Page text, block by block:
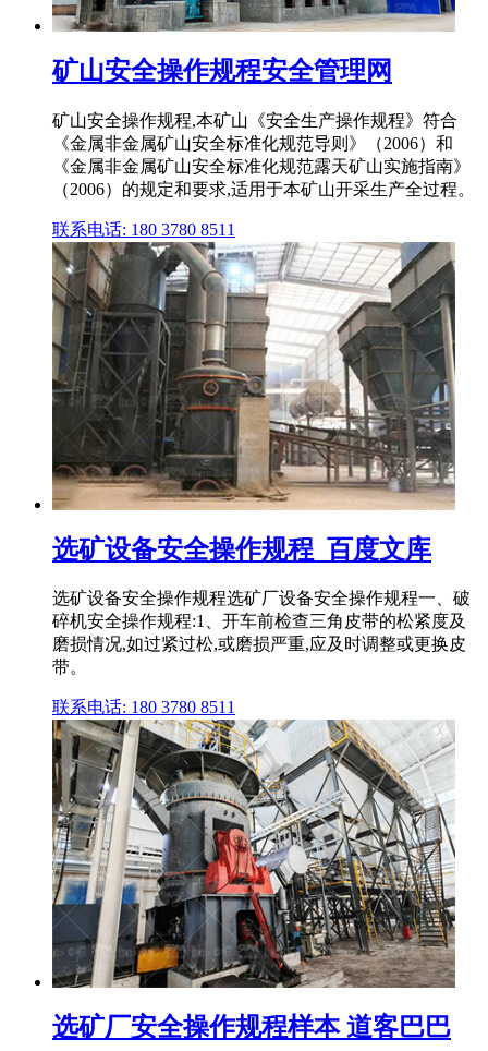
矿山安全操作规程安全管理网
矿山安全操作规程,本矿山《安全生产操作规程》符合
《金属非金属矿山安全标准化规范导则》（­2006）和
《金属非金属矿山安全标准化规范露天矿山实施指南》
（­2006）的规定和要求,适用于本矿山开采生产全过程。
联系电话: 180 3780 8511
选矿设备安全操作规程_百度文库
选矿设备安全操作规程选矿厂设备安全操作规程一、破
碎机安全操作规程:1、开车前检查三角皮带的松紧度及
磨损情况,如过紧过松,或磨损严重,应及时调整或更换皮
带。
联系电话: 180 3780 8511
选矿厂安全操作规程样本 道客巴巴